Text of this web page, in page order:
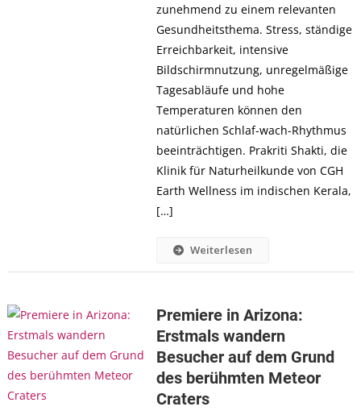
zunehmend zu einem relevanten
Gesundheitsthema. Stress, ständige
Erreichbarkeit, intensive
Bildschirmnutzung, unregelmäßige
Tagesabläufe und hohe
Temperaturen können den
natürlichen Schlaf-wach-Rhythmus
beeinträchtigen. Prakriti Shakti, die
Klinik für Naturheilkunde von CGH
Earth Wellness im indischen Kerala,
[…]
Weiterlesen
Premiere in Arizona:
Erstmals wandern
Besucher auf dem Grund
des berühmten Meteor
Craters